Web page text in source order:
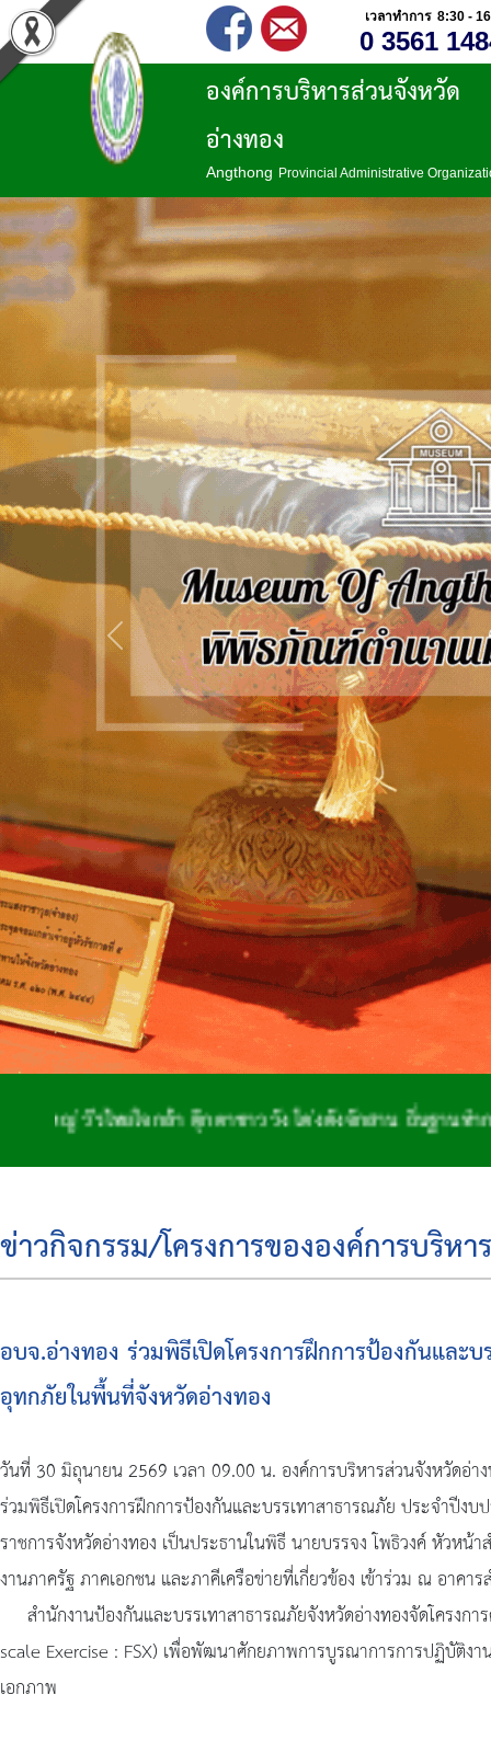
เวลาทำการ 8:30 -
0 3561
องค์การบริหารส่วนจังหวัด
อ่างทอง
Angthong Provincial Administrative
Previous
ตุ๊กตาชาววัง โด่งดังจักสาน ถิ่นฐานทำกลอง เมืองสองพระน
ข่าวกิจกรรม/โครงการขององค์การบริห
อบจ.อ่างทอง ร่วมพิธีเปิดโครงการฝึกการป้องกันแล
อุทกภัยในพื้นที่จังหวัดอ่างทอง
วันที่ 30 มิถุนายน 2569 เวลา 09.00 น. องค์การบริหารส่วนจังหวัดอ่
ร่วมพิธีเปิดโครงการฝึกการป้องกันและบรรเทาสาธารณภัย ประจำปี
ราชการจังหวัดอ่างทอง เป็นประธานในพิธี นายบรรจง โพธิวงค์ หัวห
งานภาครัฐ ภาคเอกชน และภาคีเครือข่ายที่เกี่ยวข้อง เข้าร่วม ณ อาค
สำนักงานป้องกันและบรรเทาสาธารณภัยจังหวัดอ่างทองจัดโครงก
scale Exercise : FSX) เพื่อพัฒนาศักยภาพการบูรณาการการปฏิบัติง
เอกภาพ